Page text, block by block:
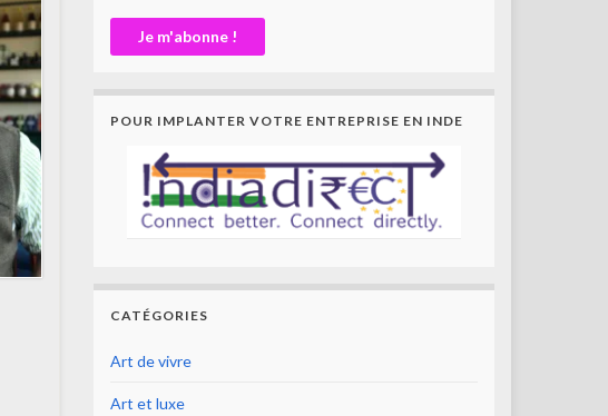
POUR IMPLANTER VOTRE ENTREPRISE EN INDE
CATÉGORIES
Art de vivre
Art et luxe